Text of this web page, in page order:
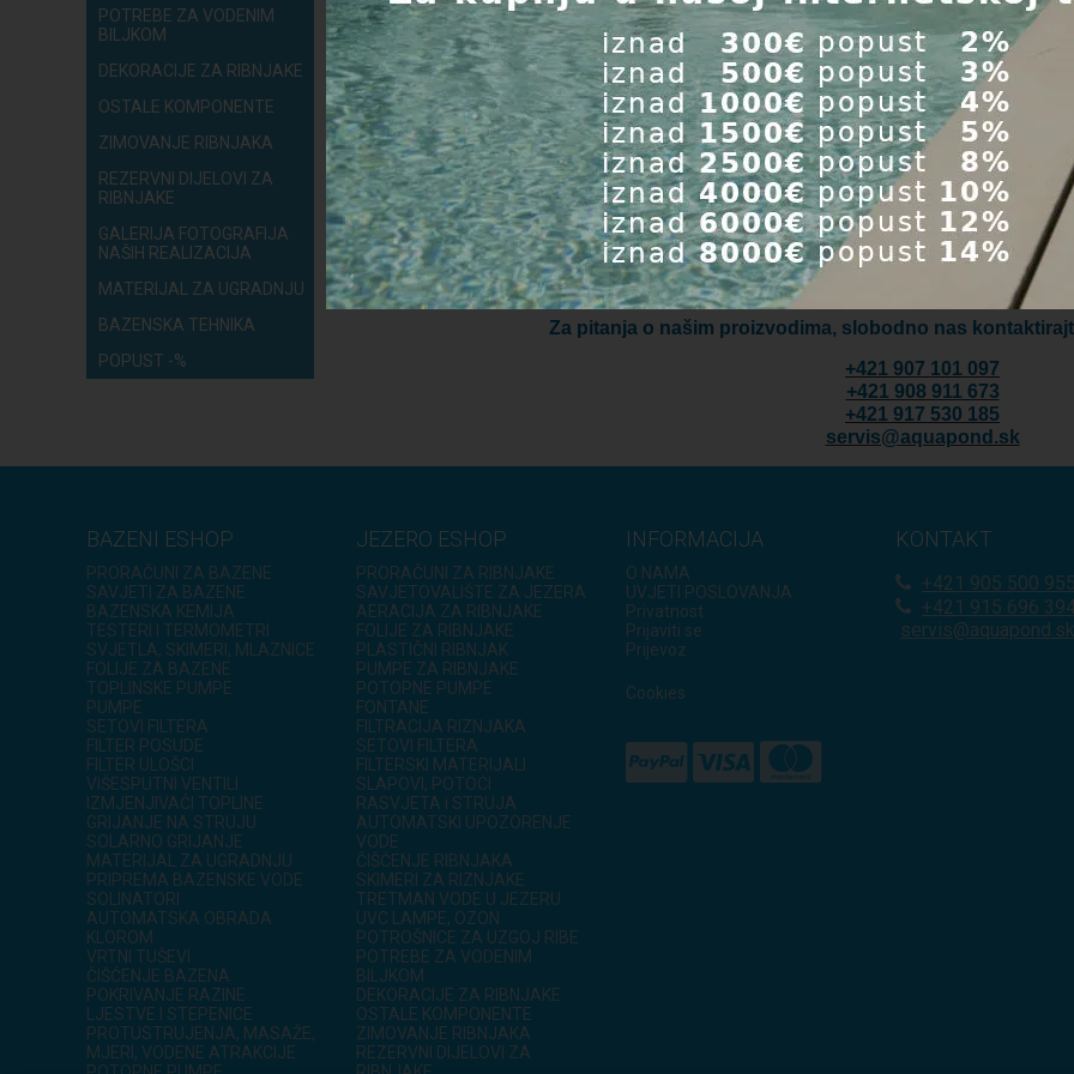
POTREBE ZA VODENIM
BILJKOM
DEKORACIJE ZA RIBNJAKE
OSTALE KOMPONENTE
ZIMOVANJE RIBNJAKA
REZERVNI DIJELOVI ZA
RIBNJAKE
GALERIJA FOTOGRAFIJA
NAŠIH REALIZACIJA
MATERIJAL ZA UGRADNJU
BAZENSKA TEHNIKA
POPUST -%
Za pitanja o našim proizvodima, slobodno nas
+421 907 101 097
+421 908 911 673
+421 917 530 185
servis@aquapond.sk
BAZENI ESHOP
PRORAČUNI ZA BAZENE
SAVJETI ZA BAZENE
BAZENSKA KEMIJA
TESTERI I TERMOMETRI
SVJETLA, SKIMERI, MLAZNICE
FOLIJE ZA BAZENE
TOPLINSKE PUMPE
PUMPE
SETOVI FILTERA
FILTER POSUDE
FILTER ULOŠCI
VIŠESPUTNI VENTILI
IZMJENJIVAČI TOPLINE
GRIJANJE NA STRUJU
SOLARNO GRIJANJE
MATERIJAL ZA UGRADNJU
PRIPREMA BAZENSKE VODE
SOLINATORI
AUTOMATSKA OBRADA
KLOROM
VRTNI TUŠEVI
ČIŠĆENJE BAZENA
POKRIVANJE RAZINE
LJESTVE I STEPENICE
PROTUSTRUJENJA, MASAŽE,
MJERI, VODENE ATRAKCIJE
JEZERO ESHOP
PRORAČUNI ZA RIBNJAKE
SAVJETOVALIŠTE ZA JEZERA
AERACIJA ZA RIBNJAKE
FOLIJE ZA RIBNJAKE
PLASTIČNI RIBNJAK
PUMPE ZA RIBNJAKE
POTOPNE PUMPE
FONTANE
FILTRACIJA RIZNJAKA
SETOVI FILTERA
FILTERSKI MATERIJALI
SLAPOVI, POTOCI
RASVJETA i STRUJA
AUTOMATSKI UPOZORENJE
VODE
ČIŠĆENJE RIBNJAKA
SKIMERI ZA RIZNJAKE
TRETMAN VODE U JEZERU
UVC LAMPE, OZON
POTROŠNICE ZA UZGOJ RIBE
POTREBE ZA VODENIM
BILJKOM
DEKORACIJE ZA RIBNJAKE
OSTALE KOMPONENTE
ZIMOVANJE RIBNJAKA
REZERVNI DIJELOVI ZA
INFORMACIJA
O NAMA
UVJETI POSLOVANJA
Privatnost
Prijaviti se
Prijevoz
Cookies
KONTAKT
+421 905 500 955
+421 915 696
servis@aquapond.sk